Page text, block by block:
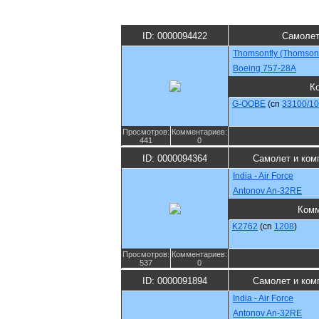
ID: 0000094422
Thomsonfly
Boeing 757-28A
G-OOBE (cn 33100/
Просмотров:
441
Комментариев:
0
ID: 0000094364 Самолет и
India - Air Force
Antonov An-32RE
K2762 (cn 1208)
Просмотров:
537
Комментариев:
0
ID: 0000091894 Самолет и
India - Air Force
Antonov An-32RE